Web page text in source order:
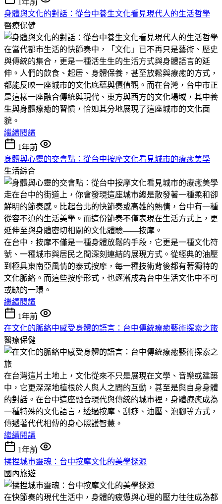
身體與文化的對話：從台中養生文化看見現代人的生活哲學
醫療保健
在當代都市生活的快節奏中，「文化」已不再只是藝術、歷史
與傳統的集合，更是一種活生生的生活方式與身體語言的延
伸。人們的飲食、起居、身體保養，甚至放鬆與療癒的方式，
都能反映一座城市的文化底蘊與價值觀。而在台灣，台中市正
是這樣一座融合傳統與現代、東方與西方的文化場域，其中養
生與身體療癒的習慣，恰如其分地展現了這座城市的文化面
貌。
繼續閱讀
1年前
身體與心靈的交會點：從台中按摩文化看見城市的療癒美學
生活綜合
走在台中的街道上，你會發現這座城市總是散發著一種柔和卻
鮮明的節奏感。比起台北的快節奏或高雄的熱情，台中有一種
從容不迫的生活美學。而這份節奏不僅表現在生活方式上，更
延伸至與身體密切相關的文化體驗——按摩。
在台中，按摩不僅是一種身體放鬆的手段，它更是一種文化符
號、一種城市與居民之間深刻連結的展現方式。從經典的油壓
到極具東南亞風情的泰式按摩，每一種技術背後都有著獨特的
文化脈絡。而這些按摩形式，也逐漸成為台中生活文化中不可
或缺的一環。
繼續閱讀
1年前
在文化的脈絡中感受身體的語言：台中傳統療癒藝術探索之旅
醫療保健
在台灣這片土地上，文化從來不只是展現在文學、音樂或建築
中，它更深深地植根於人與人之間的互動，甚至是與自身身體
的對話。在台中這座融合現代與傳統的城市裡，身體療癒成為
一種特殊的文化語言，透過按摩、刮痧、油壓、泡腳等方式，
傳遞著代代相傳的身心照護智慧。
繼續閱讀
1年前
揉捏城市靈魂：台中按摩文化的美學探源
國內旅遊
在快節奏的現代生活中，身體的疲憊與心理的壓力往往成為都